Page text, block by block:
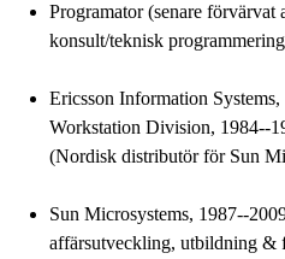
Programator (senare
konsult/teknisk programmering
Ericsson Information Systems,
Workstation Division, 1984--
(Nordisk distributör för Sun
Sun Microsystems, 1987--
affärsutveckling, utbildning &